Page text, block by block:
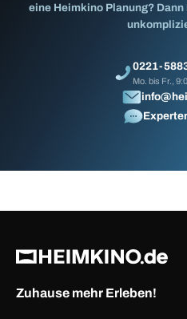
eine Heimkino Planung?
0221-
Mo. bis Fr.,
Zuhause mehr Erleben!